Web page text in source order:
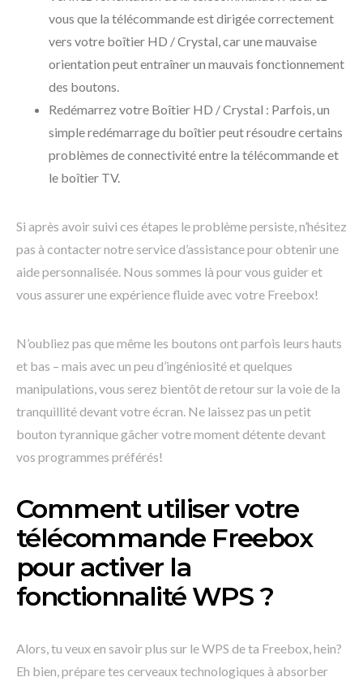
vous que la télécommande est dirigée correctement
vers votre boîtier HD / Crystal, car une mauvaise
orientation peut entraîner un mauvais fonctionnement
des boutons.
Redémarrez votre Boîtier HD / Crystal : Parfois, un
simple redémarrage du boîtier peut résoudre certains
problèmes de connectivité entre la télécommande et
le boîtier TV.
Si après avoir suivi ces étapes le problème persiste, n’hésitez
pas à contacter notre service d’assistance pour obtenir une
aide personnalisée. Nous sommes là pour vous guider et
vous assurer une expérience fluide avec votre Freebox!
N’oubliez pas que même les boutons ont parfois leurs hauts
et bas – mais avec un peu d’ingéniosité et quelques
manipulations, vous serez bientôt de retour sur la voie de la
tranquillité devant votre écran. Ne laissez pas un petit
bouton tyrannique gâcher votre moment détente devant
vos programmes préférés!
Comment utiliser votre
télécommande Freebox
pour activer la
fonctionnalité WPS ?
Alors, tu veux en savoir plus sur le WPS de ta Freebox, hein?
Eh bien, prépare tes cerveaux technologiques à absorber